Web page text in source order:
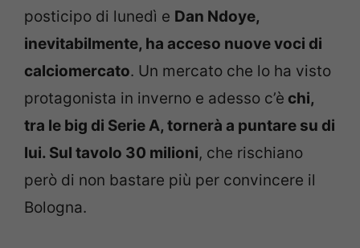
posticipo di lunedì e Dan Ndoye,
inevitabilmente, ha acceso nuove voci di
calciomercato. Un mercato che lo ha visto
protagonista in inverno e adesso c’è chi,
tra le big di Serie A, tornerà a puntare su di
lui. Sul tavolo 30 milioni, che rischiano
però di non bastare più per convincere il
Bologna.